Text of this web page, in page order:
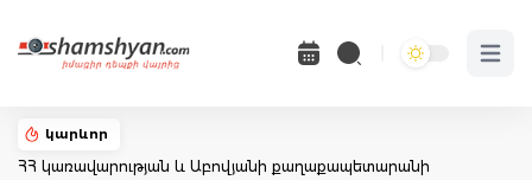
Open
կարևոր
ՀՀ կառավարության և Աբովյանի քաղաքապետարանի